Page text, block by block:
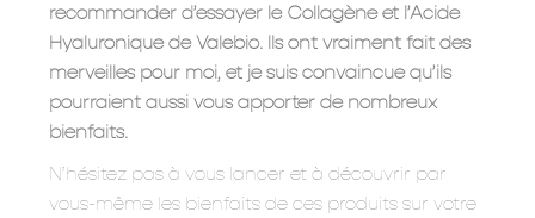
recommander d’essayer le Collagène et l’Acide
Hyaluronique de Valebio. Ils ont vraiment fait des
merveilles pour moi, et je suis convaincue qu’ils
pourraient aussi vous apporter de nombreux
bienfaits.
N’hésitez pas à vous lancer et à découvrir par
vous-même les bienfaits de ces produits sur votre